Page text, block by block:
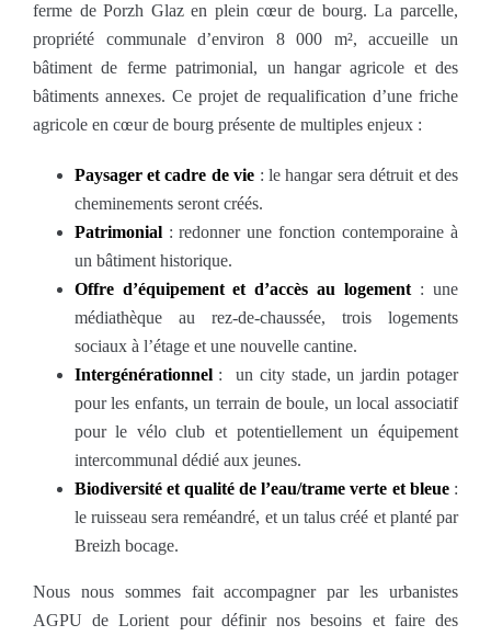
ferme de Porzh Glaz en plein cœur de bourg. La parcelle,
propriété communale d’environ 8 000 m², accueille un
bâtiment de ferme patrimonial, un hangar agricole et des
bâtiments annexes. Ce projet de requalification d’une friche
agricole en cœur de bourg présente de multiples enjeux :
Paysager et cadre de vie : le hangar sera détruit et des
cheminements seront créés.
Patrimonial : redonner une fonction contemporaine à
un bâtiment historique.
Offre d’équipement et d’accès au logement : une
médiathèque au rez-de-chaussée, trois logements
sociaux à l’étage et une nouvelle cantine.
Intergénérationnel : un city stade, un jardin potager
pour les enfants, un terrain de boule, un local associatif
pour le vélo club et potentiellement un équipement
intercommunal dédié aux jeunes.
Biodiversité et qualité de l’eau/trame verte et bleue:
le ruisseau sera reméandré, et un talus créé et planté par
Breizh bocage.
Nous nous sommes fait accompagner par les urbanistes
AGPU de Lorient pour définir nos besoins et faire des